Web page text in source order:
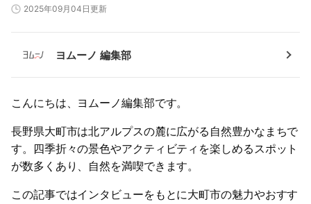
2025年09月04日更新
ヨムーノ 編集部
こんにちは、ヨムーノ編集部です。
長野県大町市は北アルプスの麓に広がる自然豊かなまちで
す。四季折々の景色やアクティビティを楽しめるスポット
が数多くあり、自然を満喫できます。
この記事ではインタビューをもとに大町市の魅力やおすす